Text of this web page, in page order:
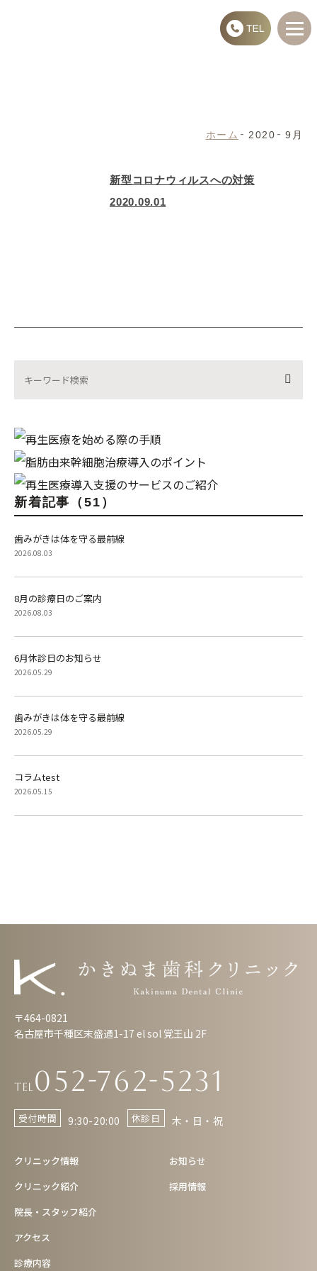
ホーム 2020 9月
新型コロナウィルスへの対策
2020.09.01
新着記事（51）
歯みがきは体を守る最前線
2026.08.03
8月の診療日のご案内
2026.08.03
6月休診日のお知らせ
2026.05.29
歯みがきは体を守る最前線
2026.05.29
コラムtest
2026.05.15
〒464-0821
名古屋市千種区末盛通1-17 el sol 覚王山 2F
Tel 052-762-5231
受付時間 9:30-20:00 休診日 木・日・祝
クリニック情報
クリニック紹介
院長・スタッフ紹介
アクセス
診療内容
お知らせ
採用情報